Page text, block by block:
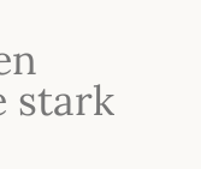
stark